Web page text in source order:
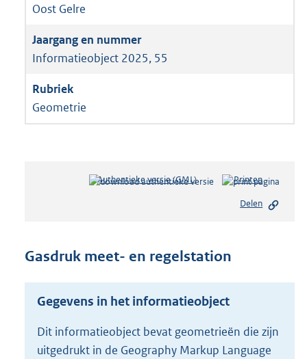
Oost Gelre
Informatieobject 2025, 55
Geometrie
Authentieke versie (GML)b
n
s
r
o
t
Printen
Delen
Gasdruk meet- en regelstation
Gegevens in het informatieobject
Dit informatieobject bevat geometrieën die zijn
uitgedrukt in de Geography Markup Language